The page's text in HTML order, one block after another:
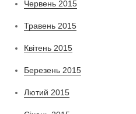
Червень 2015
Травень 2015
Квітень 2015
Березень 2015
Лютий 2015